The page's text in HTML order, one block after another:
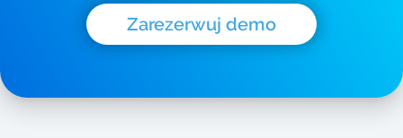
Zarezerwuj demo